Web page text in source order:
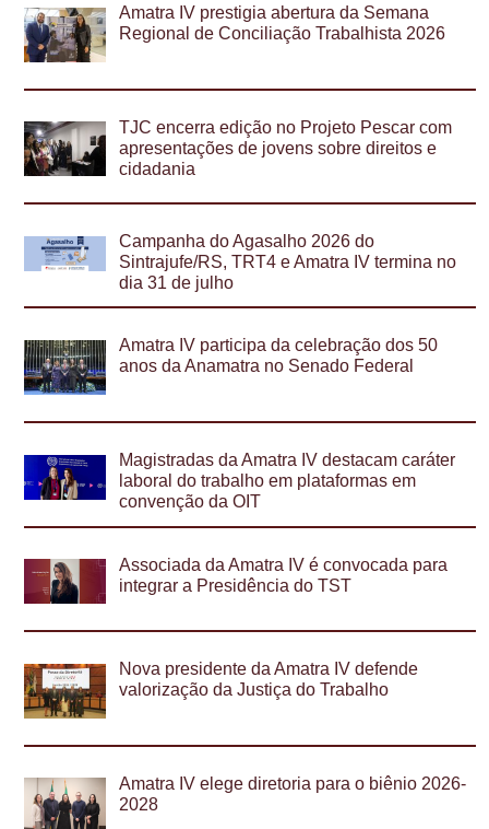
Amatra IV prestigia abertura da Semana
Regional de Conciliação Trabalhista 2026
TJC encerra edição no Projeto Pescar com
apresentações de jovens sobre direitos e
cidadania
Campanha do Agasalho 2026 do
Sintrajufe/RS, TRT4 e Amatra IV termina no
dia 31 de julho
Amatra IV participa da celebração dos 50
anos da Anamatra no Senado Federal
Magistradas da Amatra IV destacam caráter
laboral do trabalho em plataformas em
convenção da OIT
Associada da Amatra IV é convocada para
integrar a Presidência do TST
Nova presidente da Amatra IV defende
valorização da Justiça do Trabalho
Amatra IV elege diretoria para o biênio 2026-
2028